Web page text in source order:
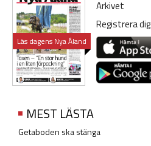
Läs dagens Nya Åland
Arkivet
Registrera dig
MEST LÄSTA
Getaboden ska stänga